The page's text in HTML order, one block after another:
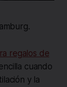
regalos de
cuando
y la